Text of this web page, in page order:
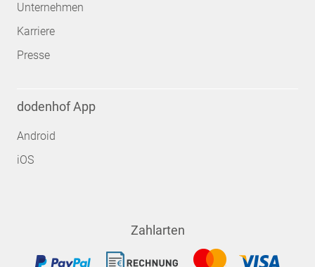
Unternehmen
Karriere
Presse
dodenhof App
Android
iOS
Zahlarten